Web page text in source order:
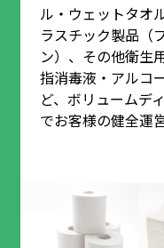
ル・ウェットタオ
ラスチック製品（
ン）、その他衛生
指消毒液・アルコ
ど、ボリュームデ
でお客様の健全運